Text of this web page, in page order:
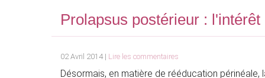
Prolapsus postérieur :
02 Avril 2014 | Lire les commentaires
Désormais, en matière de rééducation périnéale,